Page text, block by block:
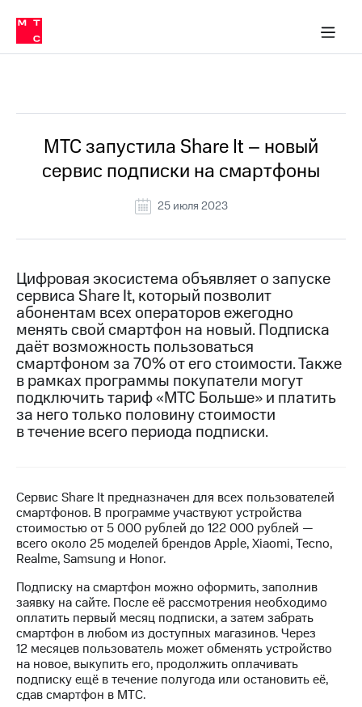
Медиа-центр
и акционерам
Устойчивое развитие
Комплаенс и деловая этика
компании
Карьера
История
компании
Руководство
Контакты
Медиа-центр
Пресс-
релизы
МТС
о технологиях
Достижения
Финансовая
отчетность
Контакты
в
регионе
и акционерам
Корпоративное
управление
Корпоративный
в МТС
Пресс-
релизы
о технологиях
МТС запустила Share It – новый
сервис подписки на смартфоны
25 июля 2023
Цифровая экосистема объявляет о запуске
сервиса Share It, который позволит
абонентам всех операторов ежегодно
менять свой смартфон на новый. Подписка
даёт возможность пользоваться
смартфоном за 70% от его стоимости. Также
в рамках программы покупатели могут
подключить тариф «МТС Больше» и платить
за него только половину стоимости
в течение всего периода подписки.
Сервис Share It предназначен для всех пользователей
смартфонов. В программе участвуют устройства
стоимостью от 5 000 рублей до 122 000 рублей —
всего около 25 моделей брендов Apple, Xiaomi, Tecno,
Realme, Samsung и Honor.
Подписку на смартфон можно оформить, заполнив
заявку на сайте. После её рассмотрения необходимо
оплатить первый месяц подписки, а затем забрать
смартфон в любом из доступных магазинов. Через
12 месяцев пользователь может обменять устройство
на новое, выкупить его, продолжить оплачивать
подписку ещё в течение полугода или остановить её,
сдав смартфон в МТС.